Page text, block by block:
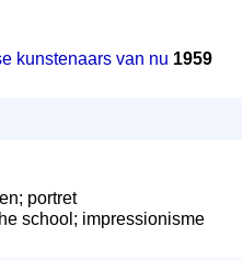
kunstenaars van nu 1959
portret
school; impressionisme